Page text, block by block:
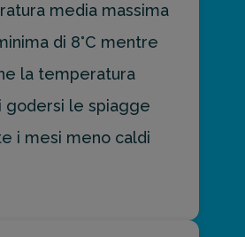
media massima
di 8°C mentre
la temperatura
godersi le spiagge
i mesi meno caldi